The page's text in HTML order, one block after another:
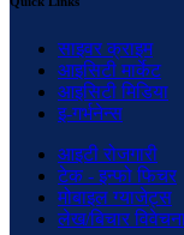
साइवर क्राइम
आइसिटी मार्केट
आइसिटी मिडिया
इ-गर्भनेन्स
आइटी रोजगारी
टेक - इन्फो फिचर
मोबाइल ग्याजेट्स
लेख/बिचार